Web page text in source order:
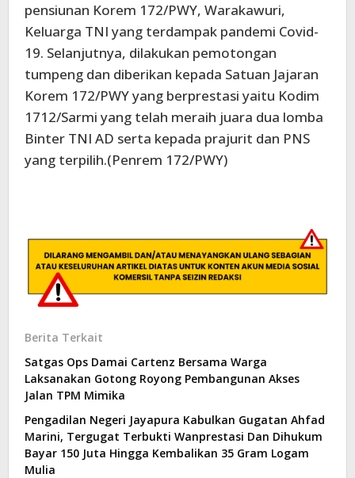
pensiunan Korem 172/PWY, Warakawuri,
Keluarga TNI yang terdampak pandemi Covid-
19. Selanjutnya, dilakukan pemotongan
tumpeng dan diberikan kepada Satuan Jajaran
Korem 172/PWY yang berprestasi yaitu Kodim
1712/Sarmi yang telah meraih juara dua lomba
Binter TNI AD serta kepada prajurit dan PNS
yang terpilih.(Penrem 172/PWY)
Berita Terkait
Satgas Ops Damai Cartenz Bersama Warga
Laksanakan Gotong Royong Pembangunan Akses
Jalan TPM Mimika
Pengadilan Negeri Jayapura Kabulkan Gugatan Ahfad
Marini, Tergugat Terbukti Wanprestasi Dan Dihukum
Bayar 150 Juta Hingga Kembalikan 35 Gram Logam
Mulia